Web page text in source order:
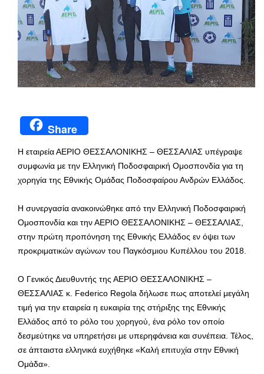
Share
Η εταιρεία ΑΕΡΙΟ ΘΕΣΣΑΛΟΝΙΚΗΣ – ΘΕΣΣΑΛΙΑΣ υπέγραψε
συμφωνία με την Ελληνική Ποδοσφαιρική Ομοσπονδία για τη
χορηγία της Εθνικής Ομάδας Ποδοσφαίρου Ανδρών Ελλάδος.
Η συνεργασία ανακοινώθηκε από την Ελληνική Ποδοσφαιρική
Ομοσπονδία και την ΑΕΡΙΟ ΘΕΣΣΑΛΟΝΙΚΗΣ – ΘΕΣΣΑΛΙΑΣ,
στην πρώτη προπόνηση της Εθνικής Ελλάδος εν όψει των
προκριματικών αγώνων του Παγκόσμιου Κυπέλλου του 2018.
Ο Γενικός Διευθυντής της ΑΕΡΙΟ ΘΕΣΣΑΛΟΝΙΚΗΣ –
ΘΕΣΣΑΛΙΑΣ κ. Federico Regola δήλωσε πως αποτελεί μεγάλη
τιμή για την εταιρεία η ευκαιρία της στήριξης της Εθνικής
Ελλάδος από το ρόλο του χορηγού, ένα ρόλο τον οποίο
δεσμεύτηκε να υπηρετήσει με υπερηφάνεια και συνέπεια. Τέλος,
σε άπταιστα ελληνικά ευχήθηκε «Καλή επιτυχία στην Εθνική
Ομάδα».